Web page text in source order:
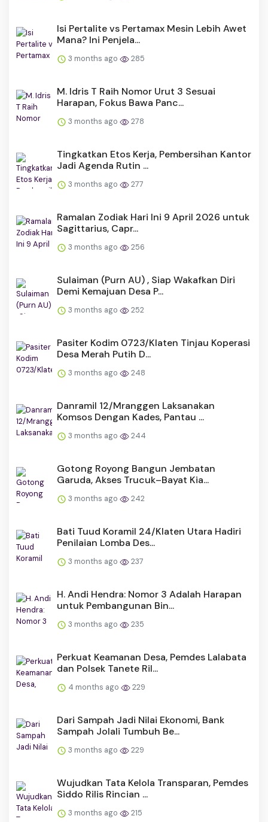
Isi Pertalite vs Pertamax Mesin Lebih Awet
Mana? Ini Penjela...
3 months ago 285
M. Idris T Raih Nomor Urut 3 Sesuai
Harapan, Fokus Bawa Panc...
3 months ago 278
Tingkatkan Etos Kerja, Pembersihan Kantor
Jadi Agenda Rutin ...
3 months ago 277
Ramalan Zodiak Hari Ini 9 April 2026 untuk
Sagittarius, Capr...
3 months ago 256
Sulaiman (Purn AU) , Siap Wakafkan Diri
Demi Kemajuan Desa P...
3 months ago 252
Pasiter Kodim 0723/Klaten Tinjau Koperasi
Desa Merah Putih D...
3 months ago 248
Danramil 12/Mranggen Laksanakan
Komsos Dengan Kades, Pantau ...
3 months ago 244
Gotong Royong Bangun Jembatan
Garuda, Akses Trucuk–Bayat Kia...
3 months ago 242
Bati Tuud Koramil 24/Klaten Utara Hadiri
Penilaian Lomba Des...
3 months ago 237
H. Andi Hendra: Nomor 3 Adalah Harapan
untuk Pembangunan Bin...
3 months ago 235
Perkuat Keamanan Desa, Pemdes Lalabata
dan Polsek Tanete Ril...
4 months ago 229
Dari Sampah Jadi Nilai Ekonomi, Bank
Sampah Jolali Tumbuh Be...
3 months ago 229
Wujudkan Tata Kelola Transparan, Pemdes
Siddo Rilis Rincian ...
3 months ago 215